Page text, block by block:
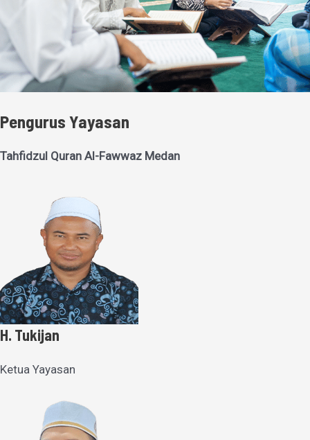
Pengurus Yayasan
Tahfidzul Quran Al-Fawwaz Medan
H. Tukijan
Ketua Yayasan